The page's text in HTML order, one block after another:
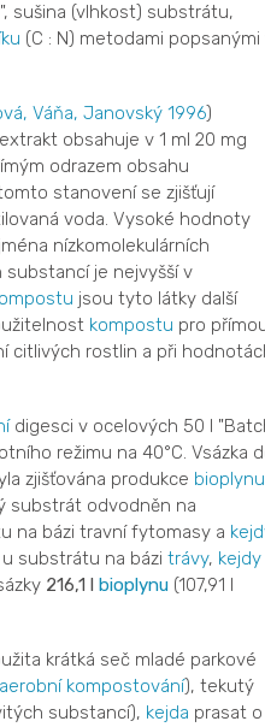
sušina (vlhkost) substrátu,
(C : N) metodami popsanými
Váňa, Janovský 1996)
obsahuje v 1 ml 20 mg
odrazem obsahu
stanovení se zjišťují
voda. Vysoké hodnoty
nízkomolekulárních
je nejvyšší v
jsou tyto látky další
kompostu pro
citlivých rostlin a při
digesci v ocelových 50 l
režimu na 40°C. Vsázka
zjišťována produkce bioplynu
substrát odvodněn na
na bázi travní fytomasy a
substrátu na bázi trávy, kejdy
216,1 l bioplynu(107,91 l
krátká seč mladé parkové
aerobní kompostování), tekutý
substancí), kejda prasat o